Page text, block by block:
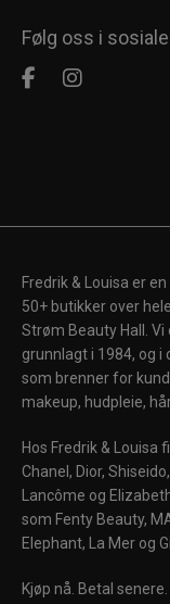
Følg oss i
Fredrik & Louisa er
50+ butikker over
Strøm Beauty Hall.
grunnlagt i 1984, og
som brenner for
makeup, hudpleie,
Hos Fredrik &
Chanel, Dior,
Lancôme og
som Fenty Beauty,
Elephant, La Mer og
Kjøp nå. Betal senere.